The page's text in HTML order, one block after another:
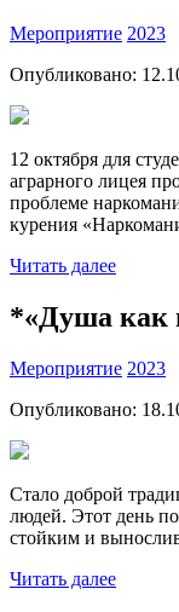
Мероприятие 2023
Опубликовано:
12 октября для
аграрного лицея
проблеме
курения
Читать далее
*«Душа как
Мероприятие 2023
Опубликовано:
Стало доброй
людей. Этот день
стойким и
Читать далее